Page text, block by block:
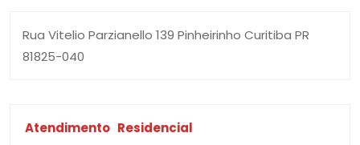
Rua Vitelio Parzianello 139 Pinheirinho Curitiba PR
81825-040
Atendimento Residencial